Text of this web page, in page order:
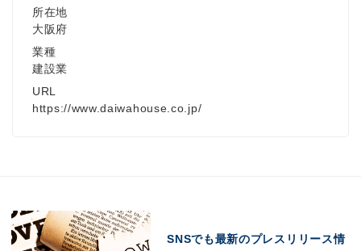
所在地
大阪府
業種
建設業
URL
https://www.daiwahouse.co.jp/
SNSでも最新のプレスリリース情